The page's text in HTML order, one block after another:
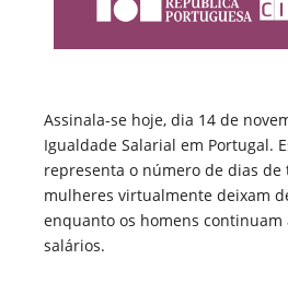
Assinala-se hoje, dia 14 de
Igualdade Salarial em Portugal.
representa o número de dias de
mulheres virtualmente deixam
enquanto os homens continuam
salários.